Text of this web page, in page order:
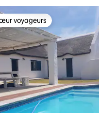
voyageurs
voyageurs